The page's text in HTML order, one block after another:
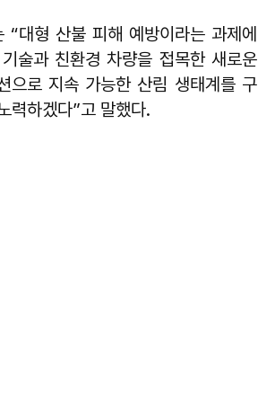
“대형 산불 피해 예방이라는 과제에
술과 친환경 차량을 접목한 새로운
으로 지속 가능한 산림 생태계를 구
력하겠다”고 말했다.